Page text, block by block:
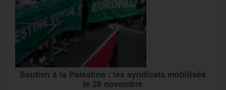
Soutien à la Palestine : les syndicats mobilisés
le 29 novembre